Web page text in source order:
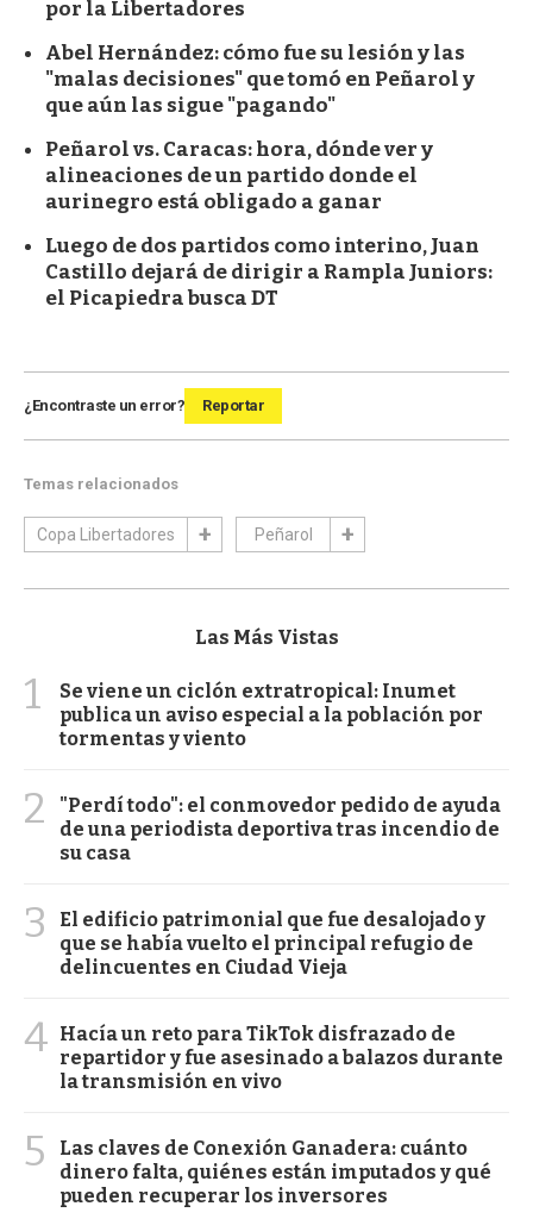
por la Libertadores
Abel Hernández: cómo fue su lesión y las
"malas decisiones" que tomó en Peñarol y
que aún las sigue "pagando"
Peñarol vs. Caracas: hora, dónde ver y
alineaciones de un partido donde el
aurinegro está obligado a ganar
Luego de dos partidos como interino, Juan
Castillo dejará de dirigir a Rampla Juniors:
el Picapiedra busca DT
¿Encontraste un error? Reportar
Temas relacionados
Copa Libertadores Peñarol
Las Más Vistas
1
Se viene un ciclón extratropical: Inumet
publica un aviso especial a la población por
tormentas y viento
2
"Perdí todo": el conmovedor pedido de ayuda
de una periodista deportiva tras incendio de
su casa
3
El edificio patrimonial que fue desalojado y
que se había vuelto el principal refugio de
delincuentes en Ciudad Vieja
4 Hacía un reto para TikTok disfrazado de
repartidor y fue asesinado a balazos durante
la transmisión en vivo
5
Las claves de Conexión Ganadera: cuánto
dinero falta, quiénes están imputados y qué
pueden recuperar los inversores